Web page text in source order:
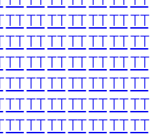
TTTTTTTTTTTTTT
TTTTTTTTTTTTTT
TTTTTTTTTTTTTT
TTTTTTTTTTTTTT
TTTTTTTTTTTTTT
TTTTTTTTTTTTTT